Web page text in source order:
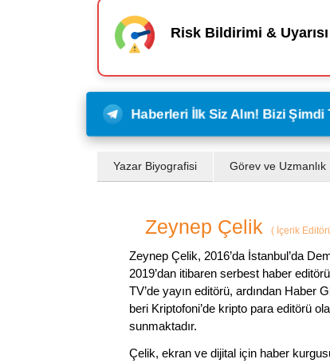
Risk Bildirimi & Uyarısı
Haberleri İlk Siz Alın! Bizi
Yazar Biyografisi Görev ve Uzmanlık
Zeynep Çelik ( İçerik
Zeynep Çelik, 2016’da İstanbul’da
2019’dan itibaren serbest haber
TV’de yayın editörü, ardından Haber
beri Kriptofoni’de kripto para editörü
sunmaktadır.
Çelik, ekran ve dijital için haber